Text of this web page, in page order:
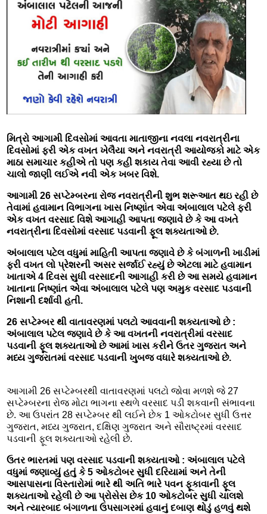
મિત્રો આગામી દિવસોમાં આવતા માતાજીના નવલા નવરાત્રીના
દિવસોમાં ફરી એક વખત ખેલૈયા અને નવરાત્રી આયોજકો માટે એક
માઠા સમાચાર કહીએ તો પણ કહી શકાય તેવા આવી રહ્યા છે તો
ચાલો જાણી લઈએ નવી એક ખબર વિશે.
આગામી 26 સપ્ટેમ્બરના રોજ નવરાત્રીની શુભ શરૂઆત થઇ રહી છે
તેવામાં હવામાન વિભાગના ખાસ નિષ્ણાંત એવા અંબાલાલ પટેલે ફરી
એક વખત વરસાદ વિશે આગાહી આપતા જણાવે છે કે આ વખતે
નવરાત્રીના દિવસોમાં વરસાદ પડવાની ફૂલ શક્યતાઓ છે.
અંબાલાલ પટેલ વધુમાં માહિતી આપતા જણાવે છે કે બંગાળની ખાડીમાં
ફરી વખત લો પ્રેશરની અસર સર્જાઈ રહ્યું છે એટલા માટે હવામાન
ખાતાએ 4 દિવસ સુધી વરસાદની આગાહી કરી છે આ સમયે હવામાન
ખાતાના નિષ્ણાંત એવા અંબાલાલ પટેલે પણ અમુક વરસાદ પડવાની
નિશાની દર્શાવી હતી.
26 સપ્ટેમ્બર થી વાતાવરણમાં પલટો આવવાની શક્યતાઓ છે :
અંબાલાલ પટેલ જણાવે છે કે આ વખતની નવરાત્રીમાં વરસાદ
પડવાની ફૂલ શક્યતાઓ છે આમાં ખાસ કરીને ઉતર ગુજરાત અને
મધ્ય ગુજરાતમાં વરસાદ પડવાની ખુબજ વધારે શક્યતાઓ છે.
આગામી 26 સપ્ટેમ્બરથી વાતાવરણમાં પલટો જોવા મળશે જે 27
સપ્ટેમ્બરના રોજ મોટા ભાગના સ્થળે વરસાદ પડી શકવાની સંભાવના
છે. આ ઉપરાંત 28 સપ્ટેમ્બર થી લઈને છેક 1 ઓકટોબર સુધી ઉત્તર
ગુજરાત, મધ્ય ગુજરાત, દક્ષિણ ગુજરાત અને સૌરાષ્ટ્રમાં વરસાદ
પડવાની ફૂલ શક્યતાઓ રહેલી છે.
ઉતર ભારતમાં પણ વરસાદ પડવાની શક્યતાઓ : અંબાલાલ પટેલે
વધુમાં જણાવ્યું હતું કે 5 ઓકટોબર સુધી દરિયામાં અને તેની
આસપાસના વિસ્તારોમાં ભારે થી અતિ ભારે પવન ફૂકાવાની ફૂલ
શક્યતાઓ રહેલી છે આ પ્રોસેસ છેક 10 ઓકટોબર સુધી ચાલશે
અને ત્યારબાદ બંગાળના ઉપસાગરમાં હવાનું દબાણ થોડું હળવું થશે